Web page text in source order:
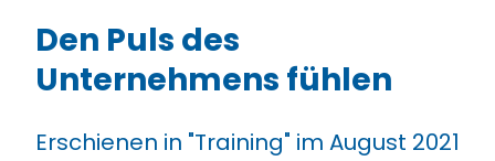
Den Puls des
Unternehmens fühlen
Erschienen in "Training" im August 2021